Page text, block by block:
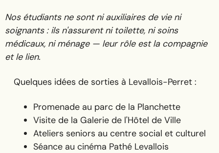
Nos étudiants ne sont ni auxiliaires de vie ni
soignants : ils n'assurent ni toilette, ni soins
médicaux, ni ménage — leur rôle est la compagnie
et le lien.
Quelques idées de sorties à Levallois-Perret :
Promenade au parc de la Planchette
Visite de la Galerie de l'Hôtel de Ville
Ateliers seniors au centre social et culturel
Séance au cinéma Pathé Levallois